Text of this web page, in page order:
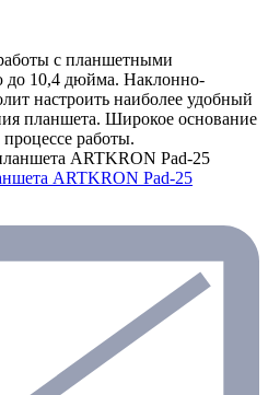
с планшетными
до 10,4 дюйма. Наклонно-
настроить наиболее удобный
планшета. Широкое основание
работы.
ARTKRON Pad-25